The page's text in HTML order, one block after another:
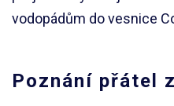
vodopádům do vesnice
Poznání přátel